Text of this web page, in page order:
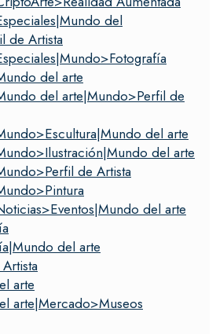
del
de Artista
del arte
del arte|Mundo>Perfil de
del arte
del arte
de Artista
del arte
del arte
arte
arte|Mercado>Museos